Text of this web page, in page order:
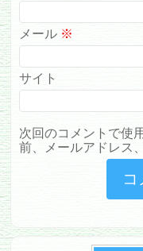
メール ※
サイト
次回のコメントで使
前、メールアドレス